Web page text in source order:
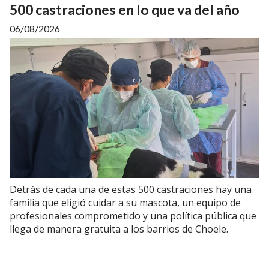
500 castraciones en lo que va del año
06/08/2026
Detrás de cada una de estas 500 castraciones hay una
familia que eligió cuidar a su mascota, un equipo de
profesionales comprometido y una política pública que
llega de manera gratuita a los barrios de Choele.